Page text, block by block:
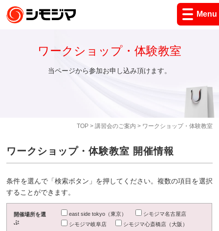
Menu
TOP> 講習会のご案内 > ワークショップ・体験教室
ワークショップ・体験教室
当ページから参加お申し込み頂けます。
ワークショップ・体験教室 開催情報
条件を選んで「検索ボタン」を押してください。複数の項目を選択
することができます。
開催場所を選
ぶ
east side tokyo（東京）
シモジマ名古屋店
シモジマ岐阜店
シモジマ心斎橋店（大阪）